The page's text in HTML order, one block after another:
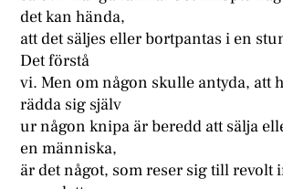
det kan hända,
att det säljes eller bortpantas i en
Det förstå
vi. Men om någon skulle antyda, att
rädda sig själv
ur någon knipa är beredd att sälja
en människa,
är det något, som reser sig till revolt